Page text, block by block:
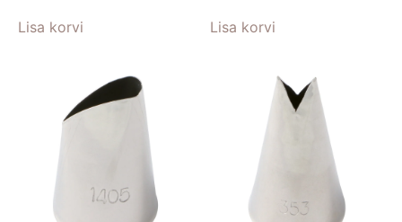
Lisa korvi Lisa korvi